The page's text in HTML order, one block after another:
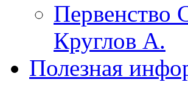
Первенство
Круглов А.
Полезная